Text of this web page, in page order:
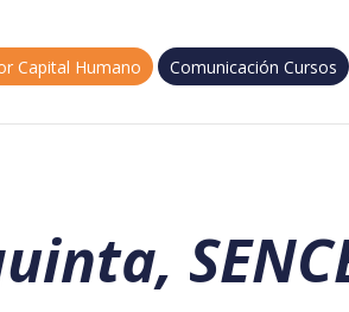
Capital Humano Comunicación Cursos